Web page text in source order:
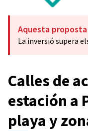
Aquesta
La inversió supera
Calles de
estación a
playa y